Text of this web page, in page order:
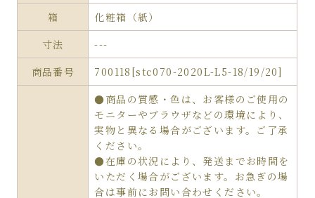
箱
化粧箱（紙）
寸法
---
商品番号
700118[stc070-2020L-L5-18/19/20]
●商品の質感・色は、お客様のご使用の
モニターやブラウザなどの環境により、
実物と異なる場合がございます。ご了承
ください。
●在庫の状況により、発送までお時間を
いただく場合がございます。お急ぎの場
合は事前にお問い合わせください。